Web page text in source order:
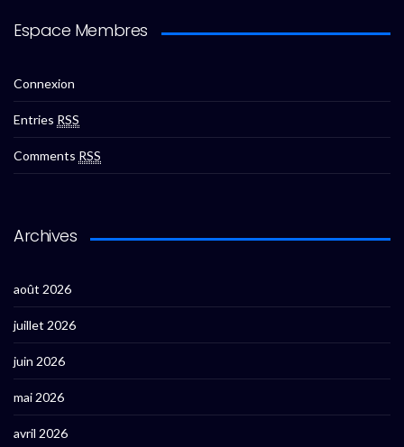
Espace Membres
Connexion
Entries RSS
Comments RSS
Archives
août 2026
juillet 2026
juin 2026
mai 2026
avril 2026